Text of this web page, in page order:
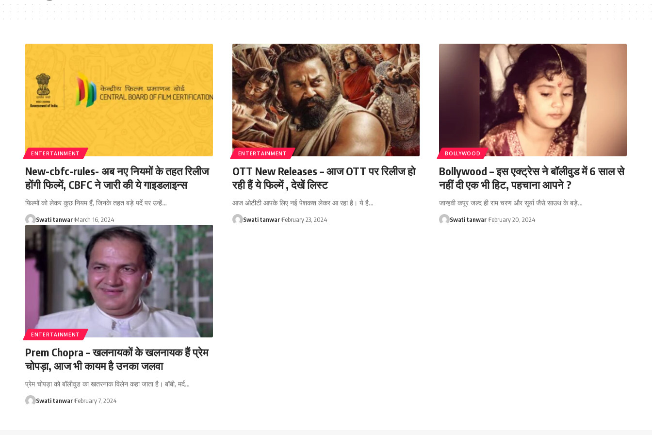
ENTERTAINMENT
New-cbfc-rules- अब नए नियमों के तहत रिलीज
होंगी फिल्में, CBFC ने जारी की ये गाइडलाइन्स
फिल्मों को लेकर कुछ नियम हैं, जिनके तहत बड़े पर्दे पर उन्हें…
Swati tanwar March 16, 2024
ENTERTAINMENT
OTT New Releases – आज OTT पर रिलीज हो
रही हैं ये फिल्में , देखें लिस्ट
आज ओटीटी आपके लिए नई पेशकश लेकर आ रहा है। ये है…
Swati tanwar February 23, 2024
BOLLYWOOD
Bollywood – इस एक्ट्रेस ने बॉलीवुड में 6 साल से
नहीं दी एक भी हिट, पहचाना आपने ?
जान्हवी कपूर जल्द ही राम चरण और सूर्या जैसे साउथ के बड़े…
Swati tanwar February 20, 2024
ENTERTAINMENT
Prem Chopra – खलनायकों के खलनायक हैं प्रेम
चोपड़ा, आज भी कायम है उनका जलवा
प्रेम चोपड़ा को बॉलीवुड का खतरनाक विलेन कहा जाता है। बॉबी, मर्द…
Swati tanwar February 7, 2024